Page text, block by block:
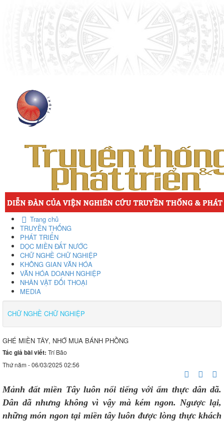
Trang chủ
TRUYỀN THỐNG
PHÁT TRIỂN
DỌC MIỀN ĐẤT NƯỚC
CHỮ NGHỀ CHỮ NGHIỆP
KHÔNG GIAN VĂN HÓA
VĂN HÓA DOANH NGHIỆP
NHÂN VẬT ĐỐI THOẠI
MEDIA
CHỮ NGHỀ CHỮ NGHIỆP
GHÉ MIỀN TÂY, NHỚ MUA BÁNH PHỒNG
Tác giả bài viết: Trí Bão
Thứ năm - 06/03/2025 02:56
Mảnh đất miền Tây luôn nổi tiếng với ẩm thực dân dã.
Dân dã nhưng không vì vậy mà kém ngon. Ngược lại,
những món ngon tại miền tây luôn được lòng thực khách